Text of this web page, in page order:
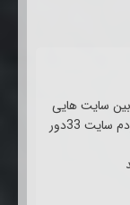
سایت هایی
که دنبال اطلاعات درباره گرامافون بودم سایت 33دور